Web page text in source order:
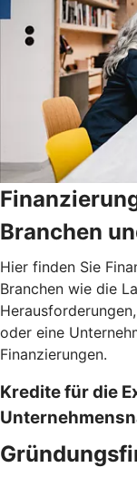
Branchen
Hier finden Sie
Branchen wie die
oder eine
Finanzierungen.
Kredite für die